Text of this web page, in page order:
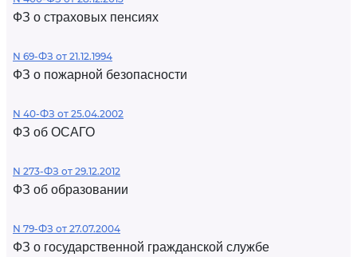
ФЗ о страховых пенсиях
N 69-ФЗ от 21.12.1994
ФЗ о пожарной безопасности
N 40-ФЗ от 25.04.2002
ФЗ об ОСАГО
N 273-ФЗ от 29.12.2012
ФЗ об образовании
N 79-ФЗ от 27.07.2004
ФЗ о государственной гражданской службе